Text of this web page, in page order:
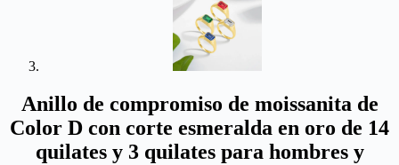
Anillo de compromiso de moissanita de
Color D con corte esmeralda en oro de 14
quilates y 3 quilates para hombres y